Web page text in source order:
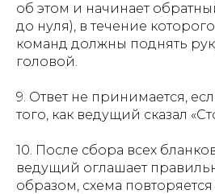
об этом и начинает
до нуля), в течение
команд должны поднять
головой.
9. Ответ не принимается,
того, как ведущий сказал
10. После сбора всех
ведущий оглашает
образом, схема